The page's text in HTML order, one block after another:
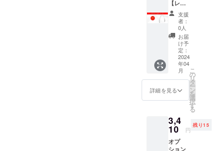
を豊かにし
ますが、あ
なたのもと
に 「無くて
も困らない
けどあった
らサイ
コー！」 と
言わせるよ
うな商品を
と、私たち
は日々情熱
を注いでい
み ※ご
注文状
況、使
用部材
の供給
状況、
製造工
程上の
都合等
により
出荷時
期が遅
す。
※皆様の
応援購
入によ
【レ
ザーバ
ンド】
15名様
限定
2,860円
(税込・
送料0
円) 【自
然故障
による
6ヶ月間
保証】
持ち運
利で空
間に溶
け込む
レザー
支援
者：
0人
お届
け予
定：
2024
年04
月
詳細を見る
こ
の
リ
タ
ー
ン
を
選
択
す
る
3,4
10 円
残り15
オプ
ション